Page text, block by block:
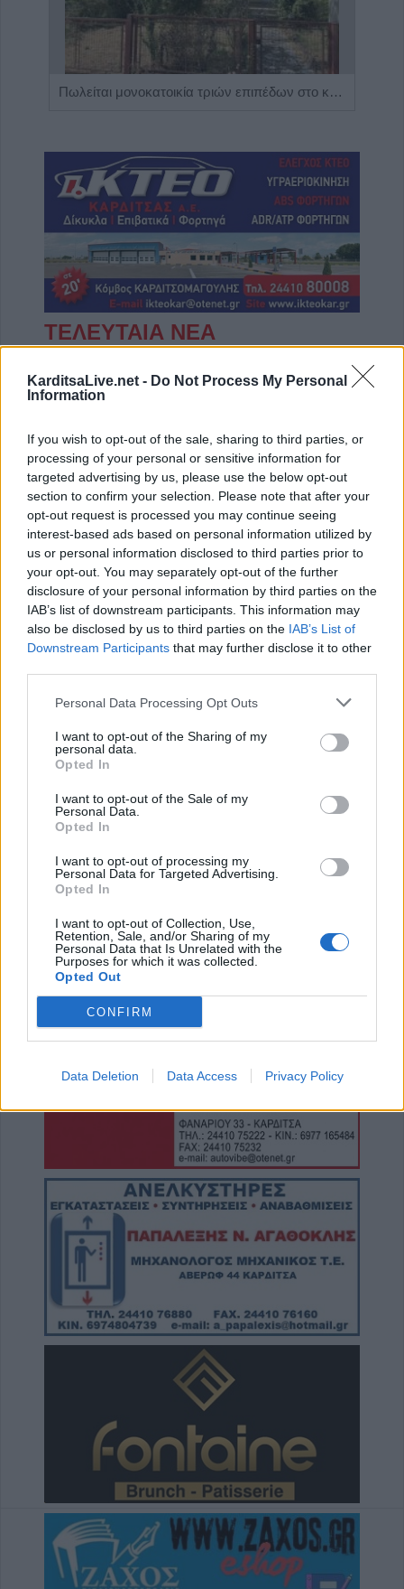
KarditsaLive.net - Do Not Process My Personal
Information
If you wish to opt-out of the sale, sharing to third parties, or
processing of your personal or sensitive information for
targeted advertising by us, please use the below opt-out
section to confirm your selection. Please note that after your
opt-out request is processed you may continue seeing
interest-based ads based on personal information utilized by
us or personal information disclosed to third parties prior to
your opt-out. You may separately opt-out of the further
disclosure of your personal information by third parties on the
IAB’s list of downstream participants. This information may
also be disclosed by us to third parties on the IAB’s List of
Downstream Participants that may further disclose it to other
Personal Data Processing Opt Outs
I want to opt-out of the Sharing of my
personal data.
Opted In
I want to opt-out of the Sale of my
Personal Data.
Opted In
I want to opt-out of processing my
Personal Data for Targeted Advertising.
Opted In
I want to opt-out of Collection, Use,
Retention, Sale, and/or Sharing of my
Personal Data that Is Unrelated with the
Purposes for which it was collected.
Opted Out
CONFIRM
Data Deletion Data Access Privacy Policy
Πωλείται μονοκατοικία τριών επιπέδων στο καταπράσινο Πευκόφυτο Καρδίτσας
ΤΕΛΕΥΤΑΙΑ ΝΕΑ
χρηματικό ποσό από ηλικιωμένη
Τοποθετήθηκε ο νέος χλοοτάπητας στο
Δημοτικό Γήπεδο Μουζακίου (+Φώτο)
7 Αυγούστου 2026, 20:56
Μονοτεχνική Καρδίτσας: Η no1 επιλογή σε
ανακαινίσεις εσωτερικών και εξωτερικών
χώρων!
7 Αυγούστου 2026, 20:48
ΑΑΔΕ: Άνοιξε ξανά το σύστημα ΕΑΕ 2025
για διορθώσεις και συμπληρώσεις στοιχείων
από τους παραγωγούς
Εκτεταμένες καταστροφές (+Φώτο)
7 Αυγούστου 2026, 19:51
Σχέδια Βελτίωσης: Ανοίγει ο δρόμος για
7 Αυγούστου 2026, 19:41
δικαιούχους για την αγορά λιπασμάτων
7 Αυγούστου 2026, 19:35
καταργεί τα τσιμεντένια προστατευτικά γύρω
απ’ τον αγωνιστικό χώρο μετά τον θάνατο
ποδοσφαιριστή
7 Αυγούστου 2026, 19:30
Το Σάββατο 8 Αυγούστου η κηδεία της
Μάχης Νίκου
7 Αυγούστου 2026, 19:18
του 2ου προκριματικού γύρου - Στο γήπεδο
του Μακεδονικού το Αναγέννηση - Άρης
Το Σάββατο 8 Αυγούστου η κηδεία της
Αθανασίας Βρέκου
7 Αυγούστου 2026, 18:20
Συμμαχία Υπέρ των Πολιτών: Σκιές για το
κόστος, τους όρους, τον τρόπο και τον
φορέα δημοπράτησης των κολυμβητικών
δεξαμενών της Περιφερειακής Αρχής
Κουρέτα
Υπό έλεγχο η φωτιά σε δύσβατο σημείο στον
Όλυμπο – Παραμένουν οι δυνάμεις στο
σημείο
7 Αυγούστου 2026, 17:07
Ενισχύθηκαν οι πυροσβεστικές δυνάμεις
στην πυρκαγιά σε αγροτοδασική έκταση στο
Στεφάνι Κορίνθου
7 Αυγούστου 2026, 16:58
Το Σάββατο 8 Αυγούστου η κηδεία του